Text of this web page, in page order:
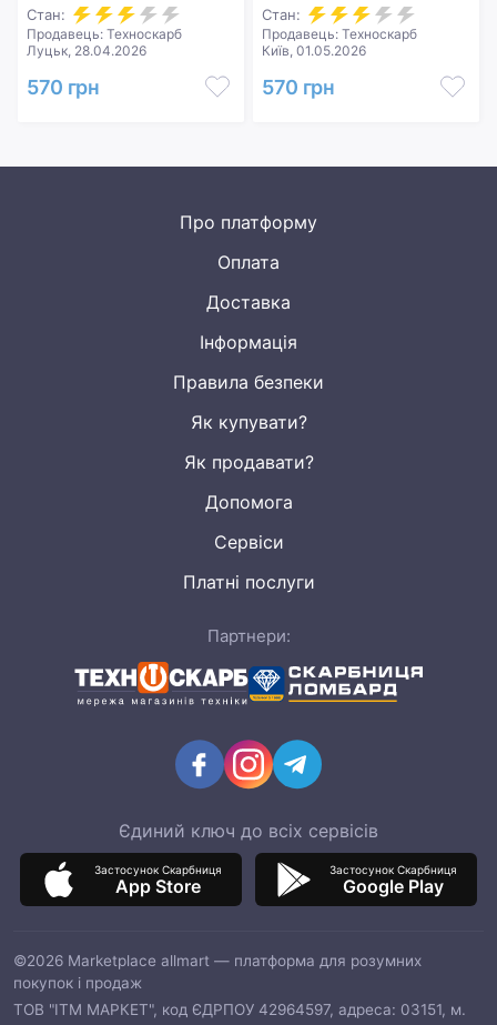
Стан:
Продавець: Техноскарб
Луцьк, 28.04.2026
570 грн
Стан:
Продавець: Техноскарб
Київ, 01.05.2026
570 грн
Про платформу
Оплата
Доставка
Інформація
Правила безпеки
Як купувати?
Як продавати?
Допомога
Сервіси
Платні послуги
Партнери:
Єдиний ключ до всіх сервісів
Застосунок Скарбниця
App Store
Застосунок Скарбниця
Google Play
©2026 Marketplace allmart — платформа для розумних
покупок і продаж
ТОВ "ІТМ МАРКЕТ", код ЄДРПОУ 42964597, адреса: 03151, м.